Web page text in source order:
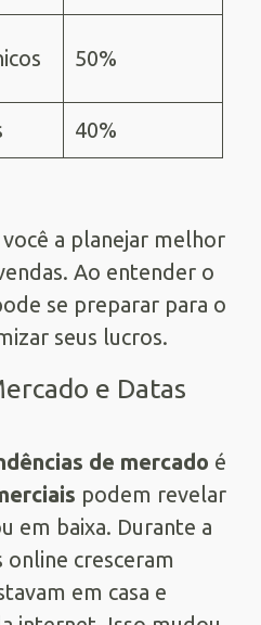
50%
40%
você a planejar melhor
Ao entender o
se preparar para o
seus lucros.
e Datas
de mercado é
podem revelar
em baixa. Durante a
online cresceram
em casa e